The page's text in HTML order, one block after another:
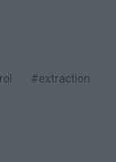
#extraction